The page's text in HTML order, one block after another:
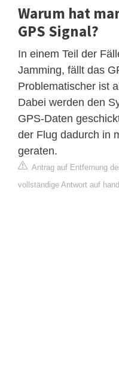
Warum hat
GPS Signal?
In einem Teil der
Jamming, fällt das
Problematischer ist
Dabei werden den
GPS-Daten
der Flug dadurch in
geraten.
Antrag auf Entfernung
vollständige Antwort auf